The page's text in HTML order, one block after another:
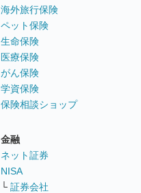
海外旅行保険
ペット保険
生命保険
医療保険
がん保険
学資保険
保険相談ショップ
金融
ネット証券
NISA
└ 証券会社